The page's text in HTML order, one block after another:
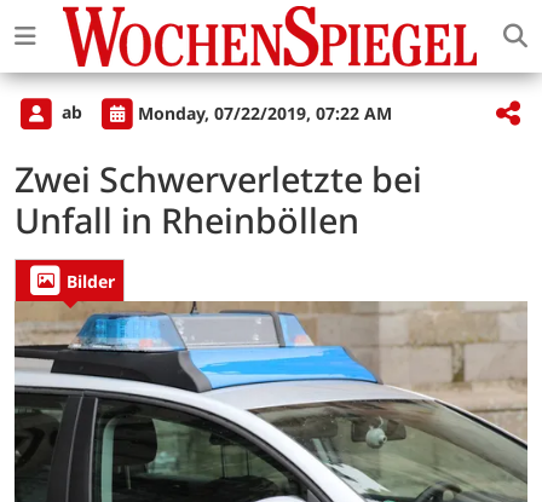
ab Monday, 07/22/2019, 07:22 AM
Zwei Schwerverletzte bei
Unfall in Rheinböllen
Bilder